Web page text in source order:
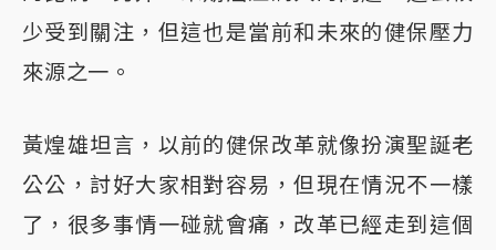
少受到關注，但這也是當前和未來的健保壓力
來源之一。
黃煌雄坦言，以前的健保改革就像扮演聖誕老
公公，討好大家相對容易，但現在情況不一樣
了，很多事情一碰就會痛，改革已經走到這個